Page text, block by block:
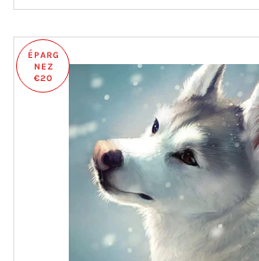
ÉPARG
NEZ
€20